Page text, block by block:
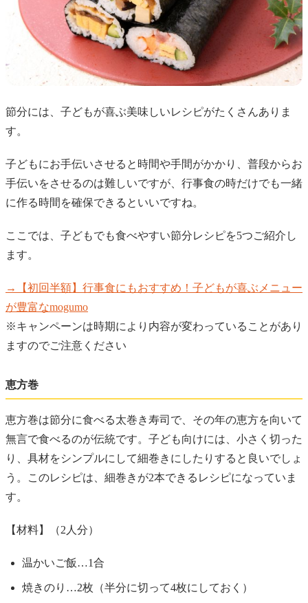
節分には、子どもが喜ぶ美味しいレシピがたくさんありま
す。
子どもにお手伝いさせると時間や手間がかかり、普段からお
手伝いをさせるのは難しいですが、行事食の時だけでも一緒
に作る時間を確保できるといいですね。
ここでは、子どもでも食べやすい節分レシピを5つご紹介し
ます。
→【初回半額】行事食にもおすすめ！子どもが喜ぶメニュー
が豊富なmogumo
※キャンペーンは時期により内容が変わっていることがあり
ますのでご注意ください
恵方巻
恵方巻は節分に食べる太巻き寿司で、その年の恵方を向いて
無言で食べるのが伝統です。子ども向けには、小さく切った
り、具材をシンプルにして細巻きにしたりすると良いでしょ
う。このレシピは、細巻きが2本できるレシピになっていま
す。
【材料】（2人分）
温かいご飯…1合
焼きのり…2枚（半分に切って4枚にしておく）